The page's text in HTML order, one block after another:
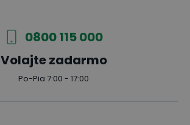
0800 115 000
Volajte zadarmo
Po-Pia 7:00 - 17:00